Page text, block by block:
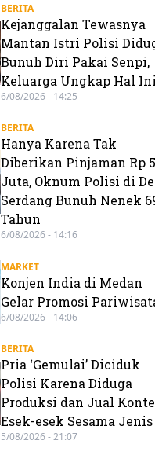
BERITA
Kejanggalan Tewasnya
Mantan Istri Polisi
Bunuh Diri Pakai Senpi,
Keluarga Ungkap Hal Ini
6/08/2026 - 14:25
BERITA
Hanya Karena Tak
Diberikan Pinjaman Rp
Juta, Oknum Polisi di
Serdang Bunuh Nenek
Tahun
6/08/2026 - 14:16
MARKET
Konjen India di Medan
Gelar Promosi
6/08/2026 - 14:06
BERITA
Pria ‘Gemulai’ Diciduk
Polisi Karena Diduga
Produksi dan Jual
Esek-esek Sesama Jenis
5/08/2026 - 21:07